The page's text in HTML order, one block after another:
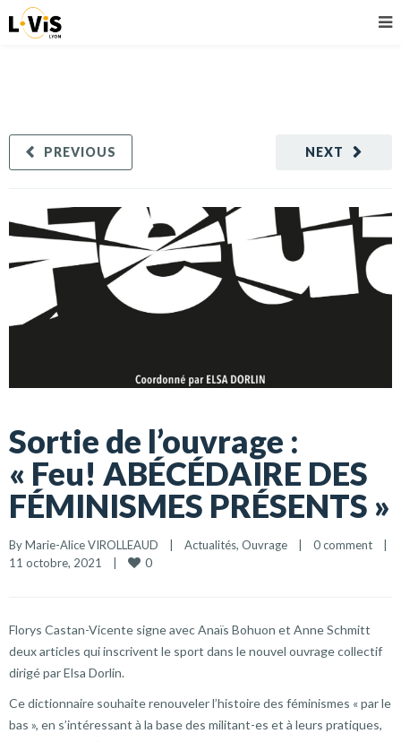
NEXT
PREVIOUS
Sortie de l’ouvrage :
« Feu! ABÉCÉDAIRE DES
FÉMINISMES PRÉSENTS »
By Marie-Alice VIROLLEAUD
    |
Actualités, Ouvrage
    |
0 comment
    |
11 octobre, 2021    |
0
Florys Castan-Vicente signe avec Anaïs Bohuon et Anne Schmitt
deux articles qui inscrivent le sport dans le nouvel ouvrage collectif
dirigé par Elsa Dorlin.
Ce dictionnaire souhaite renouveler l’histoire des féminismes « par le
bas », en s’intéressant à la base des militant-es et à leurs pratiques,